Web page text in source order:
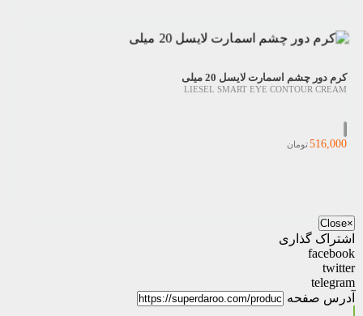
کرم دور چشم اسمارت لایسل 20 میلی
LIESEL SMART EYE CONTOUR CREAM
516,000تومان
×
Close
اشتراک گذاری
facebook
twitter
telegram
آدرس صفحه